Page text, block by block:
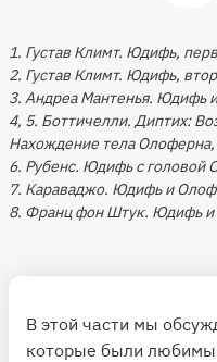
1. Густав Климт. Юдифь,
2. Густав Климт. Юдифь,
3. Андреа Мантенья. Юдифь
4, 5. Боттичелли. Диптих:
Нахождение тела
6. Рубенс. Юдифь с головой
7. Караваджо. Юдифь и
8. Франц фон Штук. Юдифь
В этой части мы
которые были любимы